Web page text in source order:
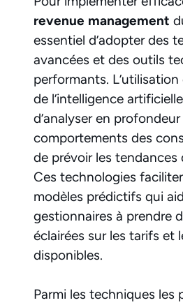
revenue management
essentiel d’adopter des
avancées et des outils
performants. L’utilisation
de l’intelligence
d’analyser en profondeur
comportements des
de prévoir les tendances
Ces technologies
modèles prédictifs qui
gestionnaires à prendre
éclairées sur les tarifs et
disponibles.
Parmi les techniques les